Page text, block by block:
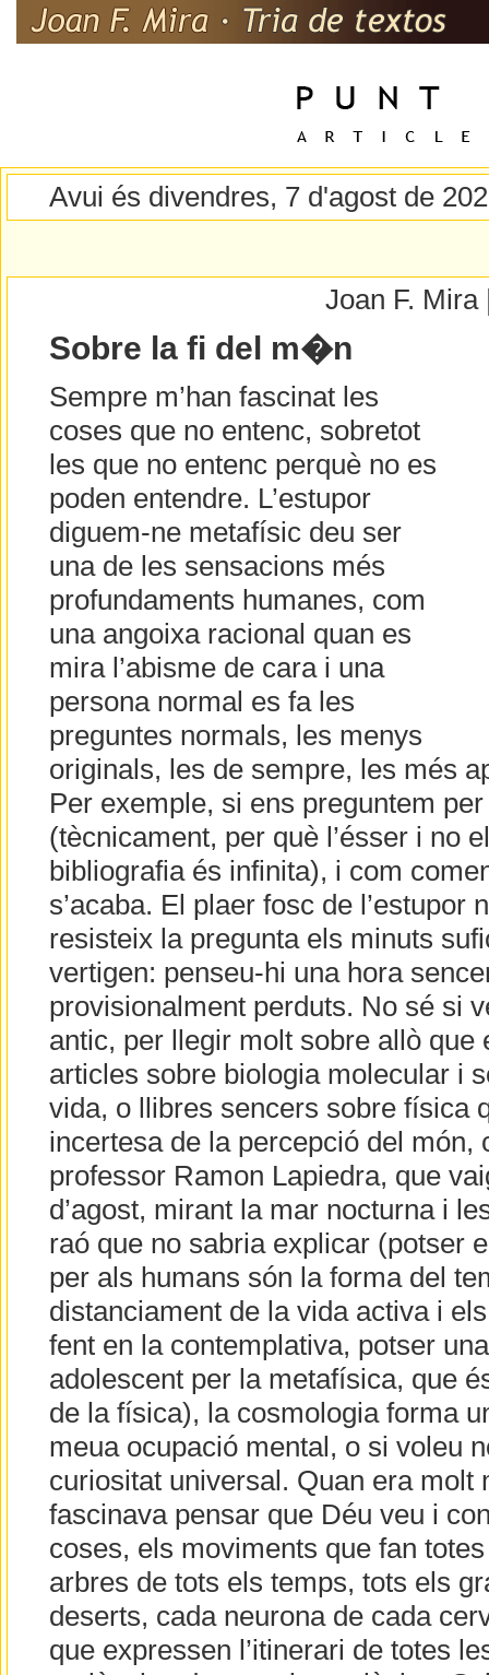
Avui és divendres, 7 d'agost de
Joan F.
Sobre la fi del m�n
Sempre m’han fascinat les
coses que no entenc, sobretot
les que no entenc perquè no es
poden entendre. L’estupor
diguem-ne metafísic deu ser
una de les sensacions més
profundaments humanes, com
una angoixa racional quan es
mira l’abisme de cara i una
persona normal es fa les
preguntes normals, les menys
originals, les de sempre, les més
Per exemple, si ens preguntem
(tècnicament, per què l’ésser i no
bibliografia és infinita), i com
s’acaba. El plaer fosc de l’estupor
resisteix la pregunta els minuts
vertigen: penseu-hi una hora
provisionalment perduts. No sé si
antic, per llegir molt sobre allò que
articles sobre biologia molecular i
vida, o llibres sencers sobre física
incertesa de la percepció del món,
professor Ramon Lapiedra, que
d’agost, mirant la mar nocturna i
raó que no sabria explicar (potser
per als humans són la forma del
distanciament de la vida activa i
fent en la contemplativa, potser
adolescent per la metafísica, que
de la física), la cosmologia forma
meua ocupació mental, o si voleu
curiositat universal. Quan era molt
fascinava pensar que Déu veu i
coses, els moviments que fan
arbres de tots els temps, tots els
deserts, cada neurona de cada
que expressen l’itinerari de totes